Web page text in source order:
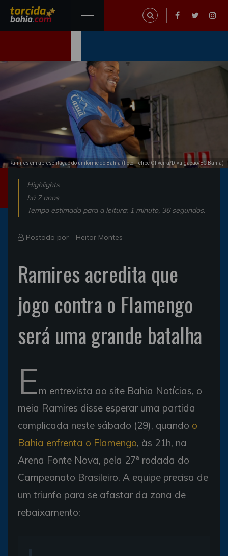
Ramires em apresentação do uniforme do Bahia (Foto: Felipe Oliveira/Divulgação/EC Bahia)
Highlights
há 7 anos
Tempo estimado para a leitura: 1 minuto, 36 segundos.
Postado por - Heitor Montes
Ramires acredita que
jogo contra o Flamengo
será uma grande batalha
Em entrevista ao site Bahia Notícias, o
meia Ramires disse esperar uma partida
complicada neste sábado (29), quando o
Bahia enfrenta o Flamengo, às 21h, na
Arena Fonte Nova, pela 27ª rodada do
Campeonato Brasileiro. A equipe precisa de
um triunfo para se afastar da zona de
rebaixamento: